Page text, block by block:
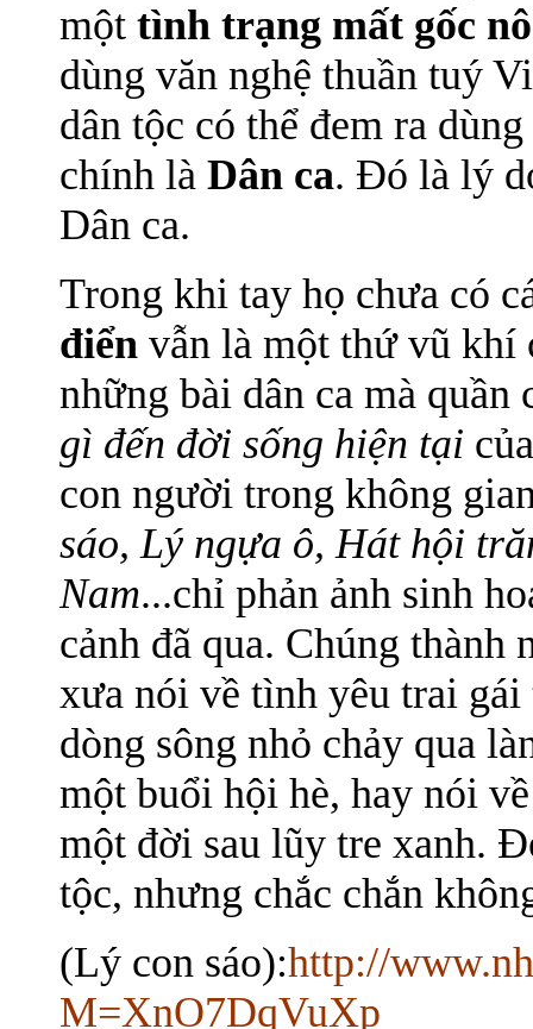
một tình trạng mất gốc
dùng văn nghệ thuần tuý
dân tộc có thể đem ra
chính là Dân ca. Đó là lý
Dân ca.
Trong khi tay họ chưa có
điển vẫn là một thứ vũ khí
những bài dân ca mà
gì đến đời sống hiện tại
con người trong không
sáo, Lý ngựa ô, Hát hội
Nam...chỉ phản ảnh sinh
cảnh đã qua. Chúng
xưa nói về tình yêu trai
dòng sông nhỏ chảy qua
một buổi hội hè, hay nói
một đời sau lũy tre xanh.
tộc, nhưng chắc chắn
(Lý con sáo):http://
M=XnO7DqVuXp